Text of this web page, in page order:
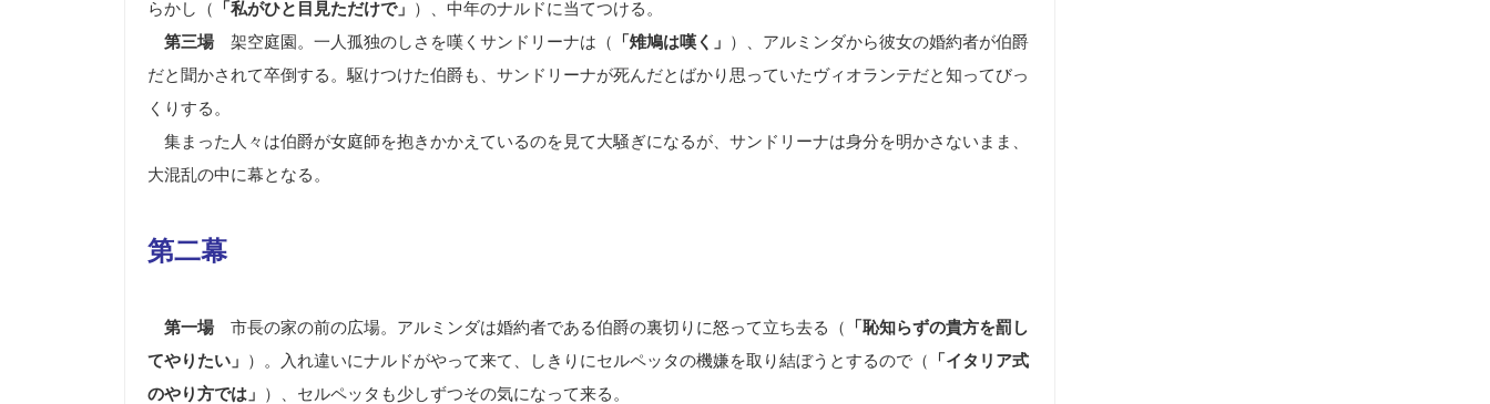
らかし（
「私がひと目見ただけで」 ）、中年のナルドに当てつける。
第三場架空庭園。一人孤独のしさを嘆くサンドリーナは（ 「雉鳩は嘆く」 ）、アルミンダから彼女の婚約者が伯爵
だと聞かされて卒倒する。駆けつけた伯爵も、サンドリーナが死んだとばかり思っていたヴィオランテだと知ってびっ
くりする。
集まった人々は伯爵が女庭師を抱きかかえているのを見て大騒ぎになるが、サンドリーナは身分を明かさないまま、
大混乱の中に幕となる。
第二幕
第一場市長の家の前の広場。アルミンダは婚約者である伯爵の裏切りに怒って立ち去る（
「恥知らずの貴方を罰し
てやりたい」 ）。入れ違いにナルドがやって来て、しきりにセルペッタの機嫌を取り結ぼうとするので（
「イタリア式
のやり方では」 ）、セルペッタも少しずつその気になって来る。